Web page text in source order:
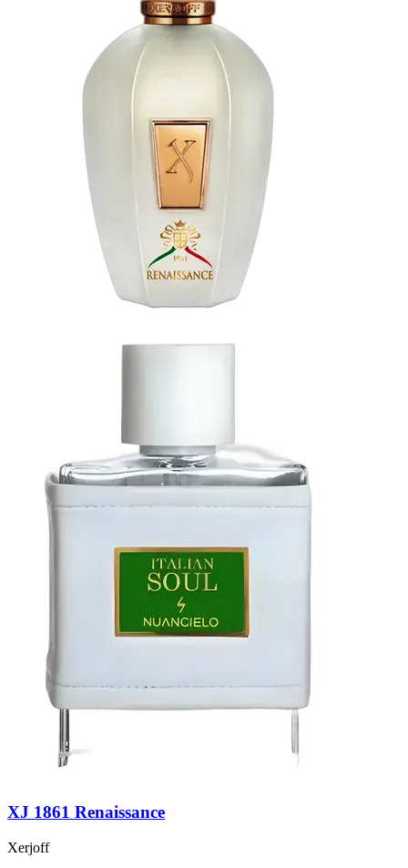
XJ 1861 Renaissance
Xerjoff